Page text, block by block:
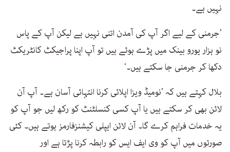
نہیں ہے۔
’جرمنی کے لیے اگر آپ کی آمدن اتنی نہیں ہے لیکن آپ کے پاس
نو ہزار یورو بینک میں پڑے ہوئے ہیں تو آپ اپنا پراجیکٹ کانٹریکٹ
دکھا کر جرمنی جا سکتے ہیں۔‘
بلال کہتے ہیں کہ ’نومیڈ ویزا اپلائی کرنا انتہائی آسان ہے۔ آپ آن
لائن بھی کر سکتے ہیں یا آپ کسی کنسلٹنٹ کو رکھ لیں جو آپ کو
یہ خدمات فراہم کرے گا۔ آن لائن ایپلی کیشنزفارمز ہوتے ہیں۔ کئی
صورتوں میں آپ کو وی ایف ایس کو رابطہ کرنا پڑتا ہے اور